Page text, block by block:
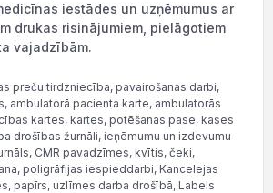
iestādes un uzņēmumus ar
drukas risinājumiem, pielāgotiem
vajadzībām.
preču tirdzniecība, pavairošanas darbi,
ambulatorā pacienta karte, ambulatorās
kartes, kartes, potēšanas pase, kases
drošības žurnāli, ieņēmumu un izdevumu
CMR pavadzīmes, kvītis, čeki,
poligrāfijas iespieddarbi, Kancelejas
papīrs, uzlīmes darba drošībā, Labels